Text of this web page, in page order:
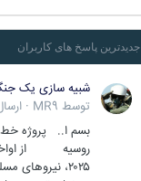
جدیدترین پاسخ های کاربران
توسط MR9
·
بسم ا.. پروژه خط